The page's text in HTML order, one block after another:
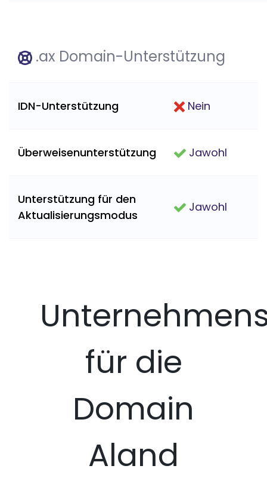
.ax Domain-Unterstützung
IDN-Unterstützung Nein
Überweisenunterstützung Jawohl
Unterstützung für den
Aktualisierungsmodus
Jawohl
für die
Domain
Aland